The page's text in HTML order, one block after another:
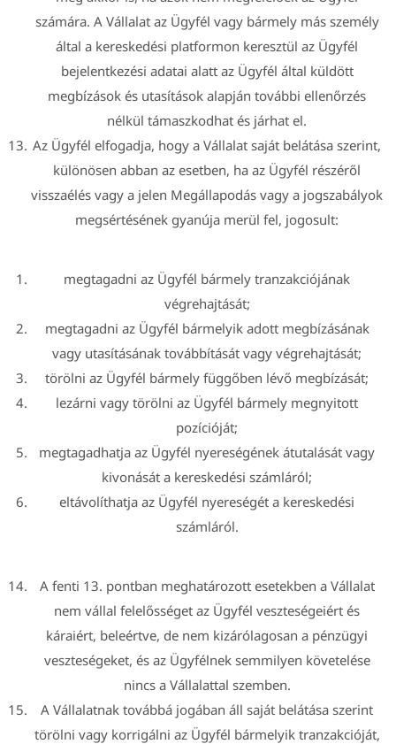
számára. A Vállalat az Ügyfél vagy bármely más személy
által a kereskedési platformon keresztül az Ügyfél
bejelentkezési adatai alatt az Ügyfél által küldött
megbízások és utasítások alapján további ellenőrzés
nélkül támaszkodhat és járhat el.
Az Ügyfél elfogadja, hogy a Vállalat saját belátása szerint,
különösen abban az esetben, ha az Ügyfél részéről
visszaélés vagy a jelen Megállapodás vagy a jogszabályok
megsértésének gyanúja merül fel, jogosult:
megtagadni az Ügyfél bármely tranzakciójának
végrehajtását;
megtagadni az Ügyfél bármelyik adott megbízásának
vagy utasításának továbbítását vagy végrehajtását;
törölni az Ügyfél bármely függőben lévő megbízását;
lezárni vagy törölni az Ügyfél bármely megnyitott
pozícióját;
megtagadhatja az Ügyfél nyereségének átutalását vagy
kivonását a kereskedési számláról;
eltávolíthatja az Ügyfél nyereségét a kereskedési
számláról.
A fenti 13. pontban meghatározott esetekben a Vállalat
nem vállal felelősséget az Ügyfél veszteségeiért és
káraiért, beleértve, de nem kizárólagosan a pénzügyi
veszteségeket, és az Ügyfélnek semmilyen követelése
nincs a Vállalattal szemben.
A Vállalatnak továbbá jogában áll saját belátása szerint
törölni vagy korrigálni az Ügyfél bármelyik tranzakcióját,